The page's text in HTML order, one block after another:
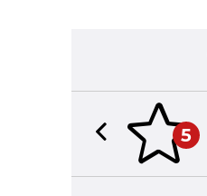
5
Previous slide